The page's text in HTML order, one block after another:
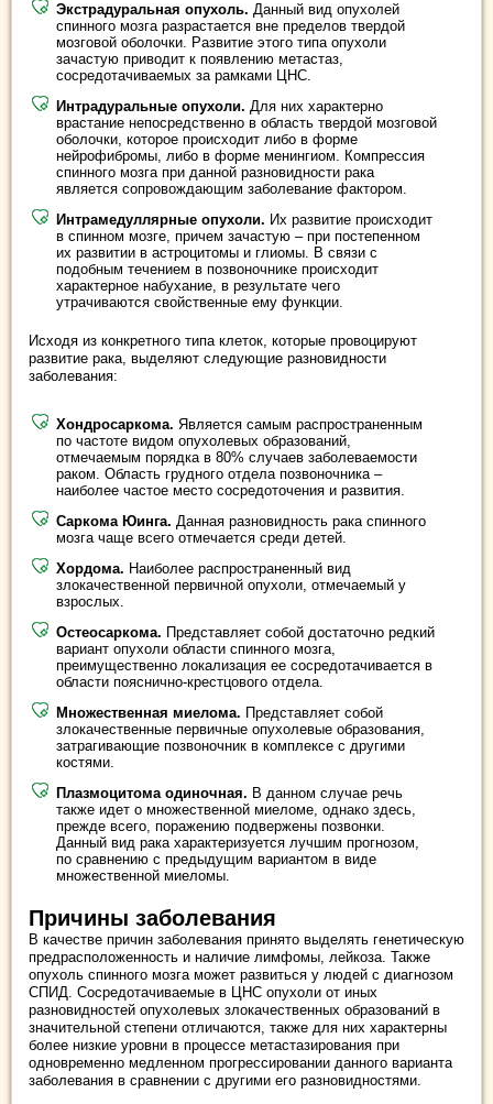
Экстрадуральная опухоль. Данный вид опухолей
спинного мозга разрастается вне пределов твердой
мозговой оболочки. Развитие этого типа опухоли
зачастую приводит к появлению метастаз,
сосредотачиваемых за рамками ЦНС.
Интрадуральные опухоли. Для них характерно
врастание непосредственно в область твердой мозговой
оболочки, которое происходит либо в форме
нейрофибромы, либо в форме менингиом. Компрессия
спинного мозга при данной разновидности рака
является сопровождающим заболевание фактором.
Интрамедуллярные опухоли. Их развитие происходит
в спинном мозге, причем зачастую – при постепенном
их развитии в астроцитомы и глиомы. В связи с
подобным течением в позвоночнике происходит
характерное набухание, в результате чего
утрачиваются свойственные ему функции.
Исходя из конкретного типа клеток, которые провоцируют
развитие рака, выделяют следующие разновидности
заболевания:
Хондросаркома. Является самым распространенным
по частоте видом опухолевых образований,
отмечаемым порядка в 80% случаев заболеваемости
раком. Область грудного отдела позвоночника –
наиболее частое место сосредоточения и развития.
Саркома Юинга. Данная разновидность рака спинного
мозга чаще всего отмечается среди детей.
Хордома. Наиболее распространенный вид
злокачественной первичной опухоли, отмечаемый у
взрослых.
Остеосаркома. Представляет собой достаточно редкий
вариант опухоли области спинного мозга,
преимущественно локализация ее сосредотачивается в
области пояснично-крестцового отдела.
Множественная миелома. Представляет собой
злокачественные первичные опухолевые образования,
затрагивающие позвоночник в комплексе с другими
костями.
Плазмоцитома одиночная. В данном случае речь
также идет о множественной миеломе, однако здесь,
прежде всего, поражению подвержены позвонки.
Данный вид рака характеризуется лучшим прогнозом,
по сравнению с предыдущим вариантом в виде
множественной миеломы.
Причины заболевания
В качестве причин заболевания принято выделять генетическую
предрасположенность и наличие лимфомы, лейкоза. Также
опухоль спинного мозга может развиться у людей с диагнозом
СПИД. Сосредотачиваемые в ЦНС опухоли от иных
разновидностей опухолевых злокачественных образований в
значительной степени отличаются, также для них характерны
более низкие уровни в процессе метастазирования при
одновременно медленном прогрессировании данного варианта
заболевания в сравнении с другими его разновидностями.